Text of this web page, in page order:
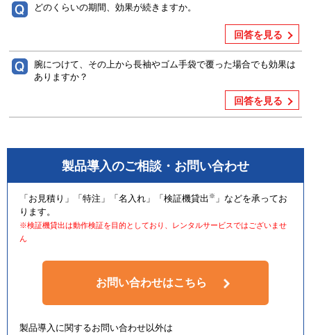
どのくらいの期間、効果が続きますか。
回答を見る
腕につけて、その上から長袖やゴム手袋で覆った場合でも効果は
ありますか？
回答を見る
製品導入のご相談・お問い合わせ
「お見積り」「特注」「名入れ」「検証機貸出 ※ 」などを承ってお
ります。
※検証機貸出は動作検証を目的としており、レンタルサービスではございませ
ん
お問い合わせはこちら
製品導入に関するお問い合わせ以外は